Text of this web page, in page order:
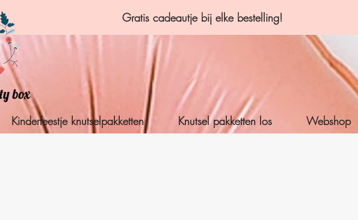
Gratis cadeautje bij elke bestelling!
Kinderfeestje knutselpakketten Knutsel pakketten los Webshop